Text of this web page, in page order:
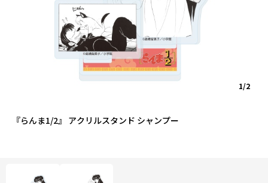
『らんま1/2』 アクリルスタンド シャンプー
1/2